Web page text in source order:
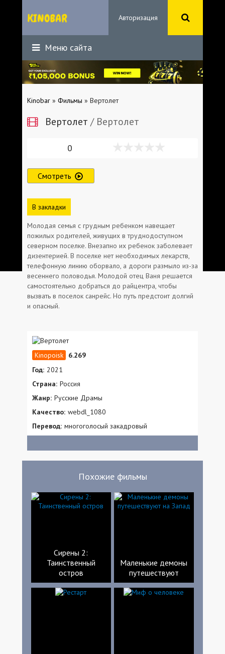
Авторизация
Меню сайта
Kinobar » Фильмы » Вертолет
Вертолет / Вертолет
0
Смотреть
В закладки
Молодая семья с грудным ребенком навещает
пожилых родителей, живущих в труднодоступном
северном поселке. Внезапно их ребенок заболевает
дизентерией. В поселке нет необходимых лекарств,
телефонную линию оборвало, а дороги размыло из-за
весеннего половодья. Молодой отец Ваня решается
самостоятельно добраться до райцентра, чтобы
вызвать в поселок санрейс. Но путь предстоит долгий
и опасный.
6.269
Год: 2021
Страна: Россия
Жанр: Русские Драмы
Качество: webdl_1080
Перевод: многоголосый закадровый
Похожие фильмы
Сирены 2:
Таинственный
остров
Маленькие демоны
путешествуют